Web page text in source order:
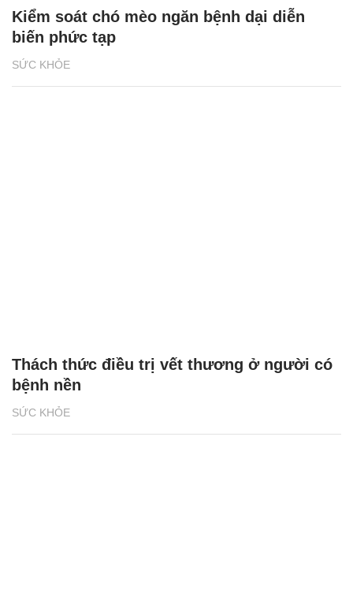
SỨC KHỎE
Kiểm soát chó mèo ngăn bệnh dại diễn
biến phức tạp
SỨC KHỎE
Thách thức điều trị vết thương ở người có
bệnh nền